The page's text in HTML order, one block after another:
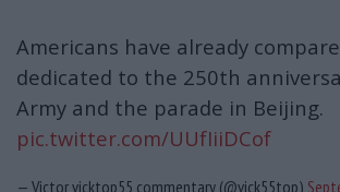
Americans have already
dedicated to the 250th
Army and the parade in Beijing.
pic.twitter.com/UUfIiiDCof
— Victor vicktop55 commentary (@vick55top)